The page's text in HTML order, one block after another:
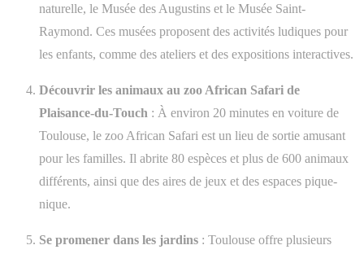
naturelle, le Musée des Augustins et le Musée Saint-
Raymond. Ces musées proposent des activités ludiques pour
les enfants, comme des ateliers et des expositions interactives.
Découvrir les animaux au zoo African Safari de
Plaisance-du-Touch : À environ 20 minutes en voiture de
Toulouse, le zoo African Safari est un lieu de sortie amusant
pour les familles. Il abrite 80 espèces et plus de 600 animaux
différents, ainsi que des aires de jeux et des espaces pique-
nique.
Se promener dans les jardins : Toulouse offre plusieurs